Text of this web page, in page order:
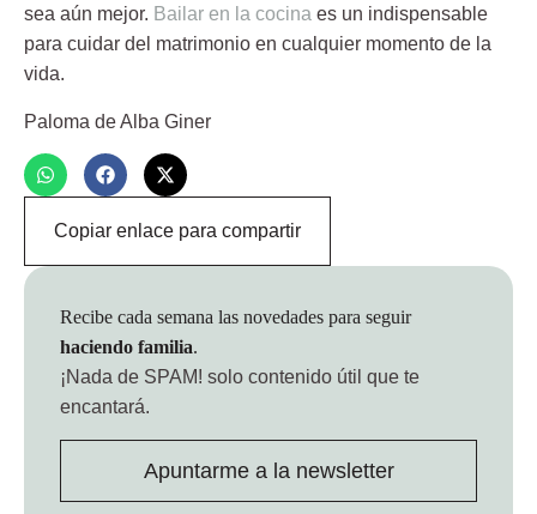
sea aún mejor. Bailar en la cocina es un indispensable
para cuidar del matrimonio en cualquier momento de la
vida.
Paloma de Alba Giner
Copiar enlace para compartir
Recibe cada semana las novedades para seguir
haciendo familia.
¡Nada de SPAM! solo contenido útil que te
encantará.
Apuntarme a la newsletter